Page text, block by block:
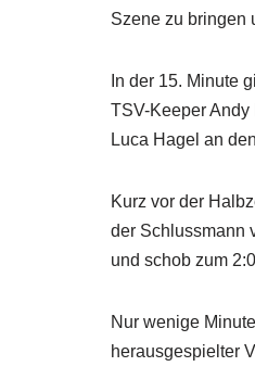
Szene zu bringen
In der 15. Minute
TSV-Keeper
Luca Hagel an
Kurz vor der
der Schlussmann
und schob zum
Nur wenige
herausgespielter